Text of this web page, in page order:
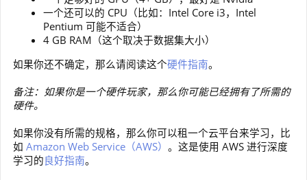
一个还可以的 CPU（比如：Intel Core i3，Intel
Pentium 可能不适合）
4 GB RAM（这个取决于数据集大小）
如果你还不确定，那么请阅读这个硬件指南。
备注：如果你是一个硬件玩家，那么你可能已经拥有了所需的
硬件。
如果你没有所需的规格，那么你可以租一个云平台来学习，比
如 Amazon Web Service（AWS） 。这是使用 AWS 进行深度
学习的良好指南。